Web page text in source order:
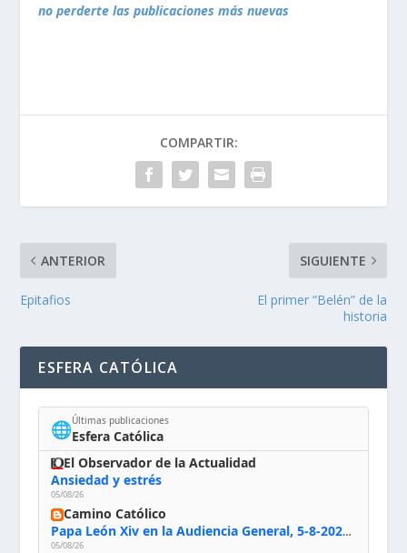
no perderte las publicaciones más nuevas
COMPARTIR:
ANTERIOR
Epitafios
SIGUIENTE
El primer “Belén” de la
historia
ESFERA CATÓLICA
🌐Últimas publicaciones
Esfera Católica
El Observador de la Actualidad
Ansiedad y estrés
05/08/26
Camino Católico
Papa León Xiv en la Audiencia General, 5-8-2026: «Dios en el primer puesto; la oración, nuestra primera obligación; la liturgia, la primera fuente de la vida divina que se nos comunica, la primera escuela de nuestra vida espiritual»
05/08/26